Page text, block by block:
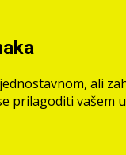
ali
prilagoditi vašem